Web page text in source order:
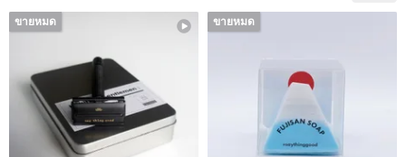
ขายหมด ขายหมด